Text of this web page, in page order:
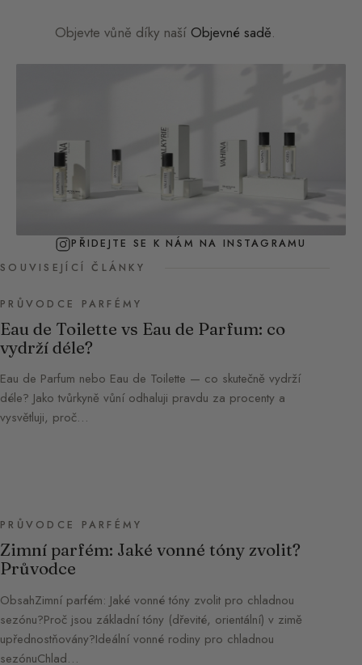
Objevte vůně díky naší Objevné sadě.
PŘIDEJTE SE K NÁM NA INSTAGRAMU
SOUVISEJÍCÍ ČLÁNKY
PRŮVODCE PARFÉMY
Eau de Toilette vs Eau de Parfum: co
vydrží déle?
Eau de Parfum nebo Eau de Toilette — co skutečně vydrží
déle? Jako tvůrkyně vůní odhaluji pravdu za procenty a
vysvětluji, proč…
PRŮVODCE PARFÉMY
Zimní parfém: Jaké vonné tóny zvolit?
Průvodce
ObsahZimní parfém: Jaké vonné tóny zvolit pro chladnou
sezónu?Proč jsou základní tóny (dřevité, orientální) v zimě
upřednostňovány?Ideální vonné rodiny pro chladnou
sezónuChlad…